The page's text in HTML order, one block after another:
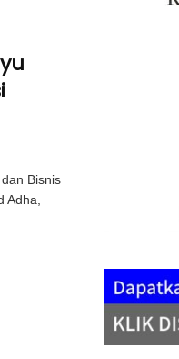
Bisnis
Adha,